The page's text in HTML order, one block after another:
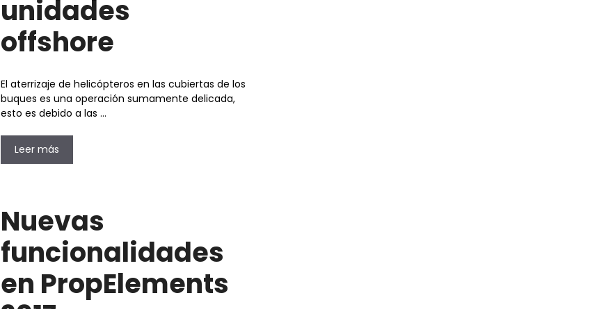
unidades
offshore
El aterrizaje de helicópteros en las cubiertas de los
buques es una operación sumamente delicada,
esto es debido a las …
Leer más
Nuevas
funcionalidades
en PropElements